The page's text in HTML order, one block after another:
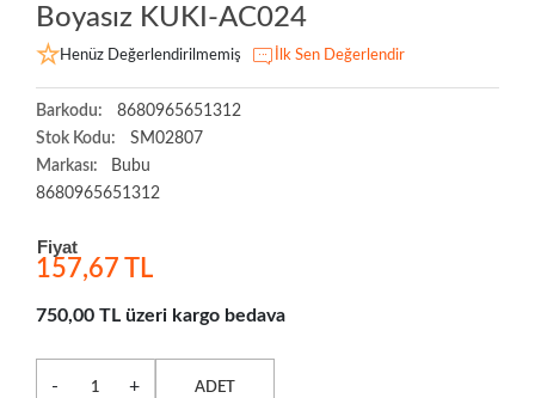
Boyasız KUKI-AC024
Henüz Değerlendirilmemiş İlk Sen Değerlendir
Barkodu:
8680965651312
Stok Kodu:
SM02807
Markası:
Bubu
8680965651312
Fiyat
157,67 TL
750,00 TL üzeri kargo bedava
- + ADET